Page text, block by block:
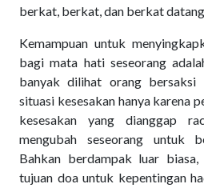
berkat, berkat, dan berkat
Kemampuan untuk
bagi mata hati seseorang
banyak dilihat orang
situasi kesesakan hanya karena
kesesakan yang dianggap
mengubah seseorang untuk
Bahkan berdampak luar
tujuan doa untuk kepentingan